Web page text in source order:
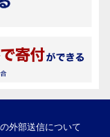
外部送信について